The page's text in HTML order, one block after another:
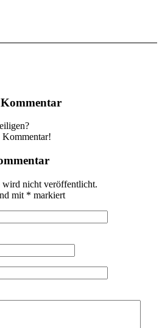
Kommentar
Kommentar!
nicht veröffentlicht.
mit * markiert